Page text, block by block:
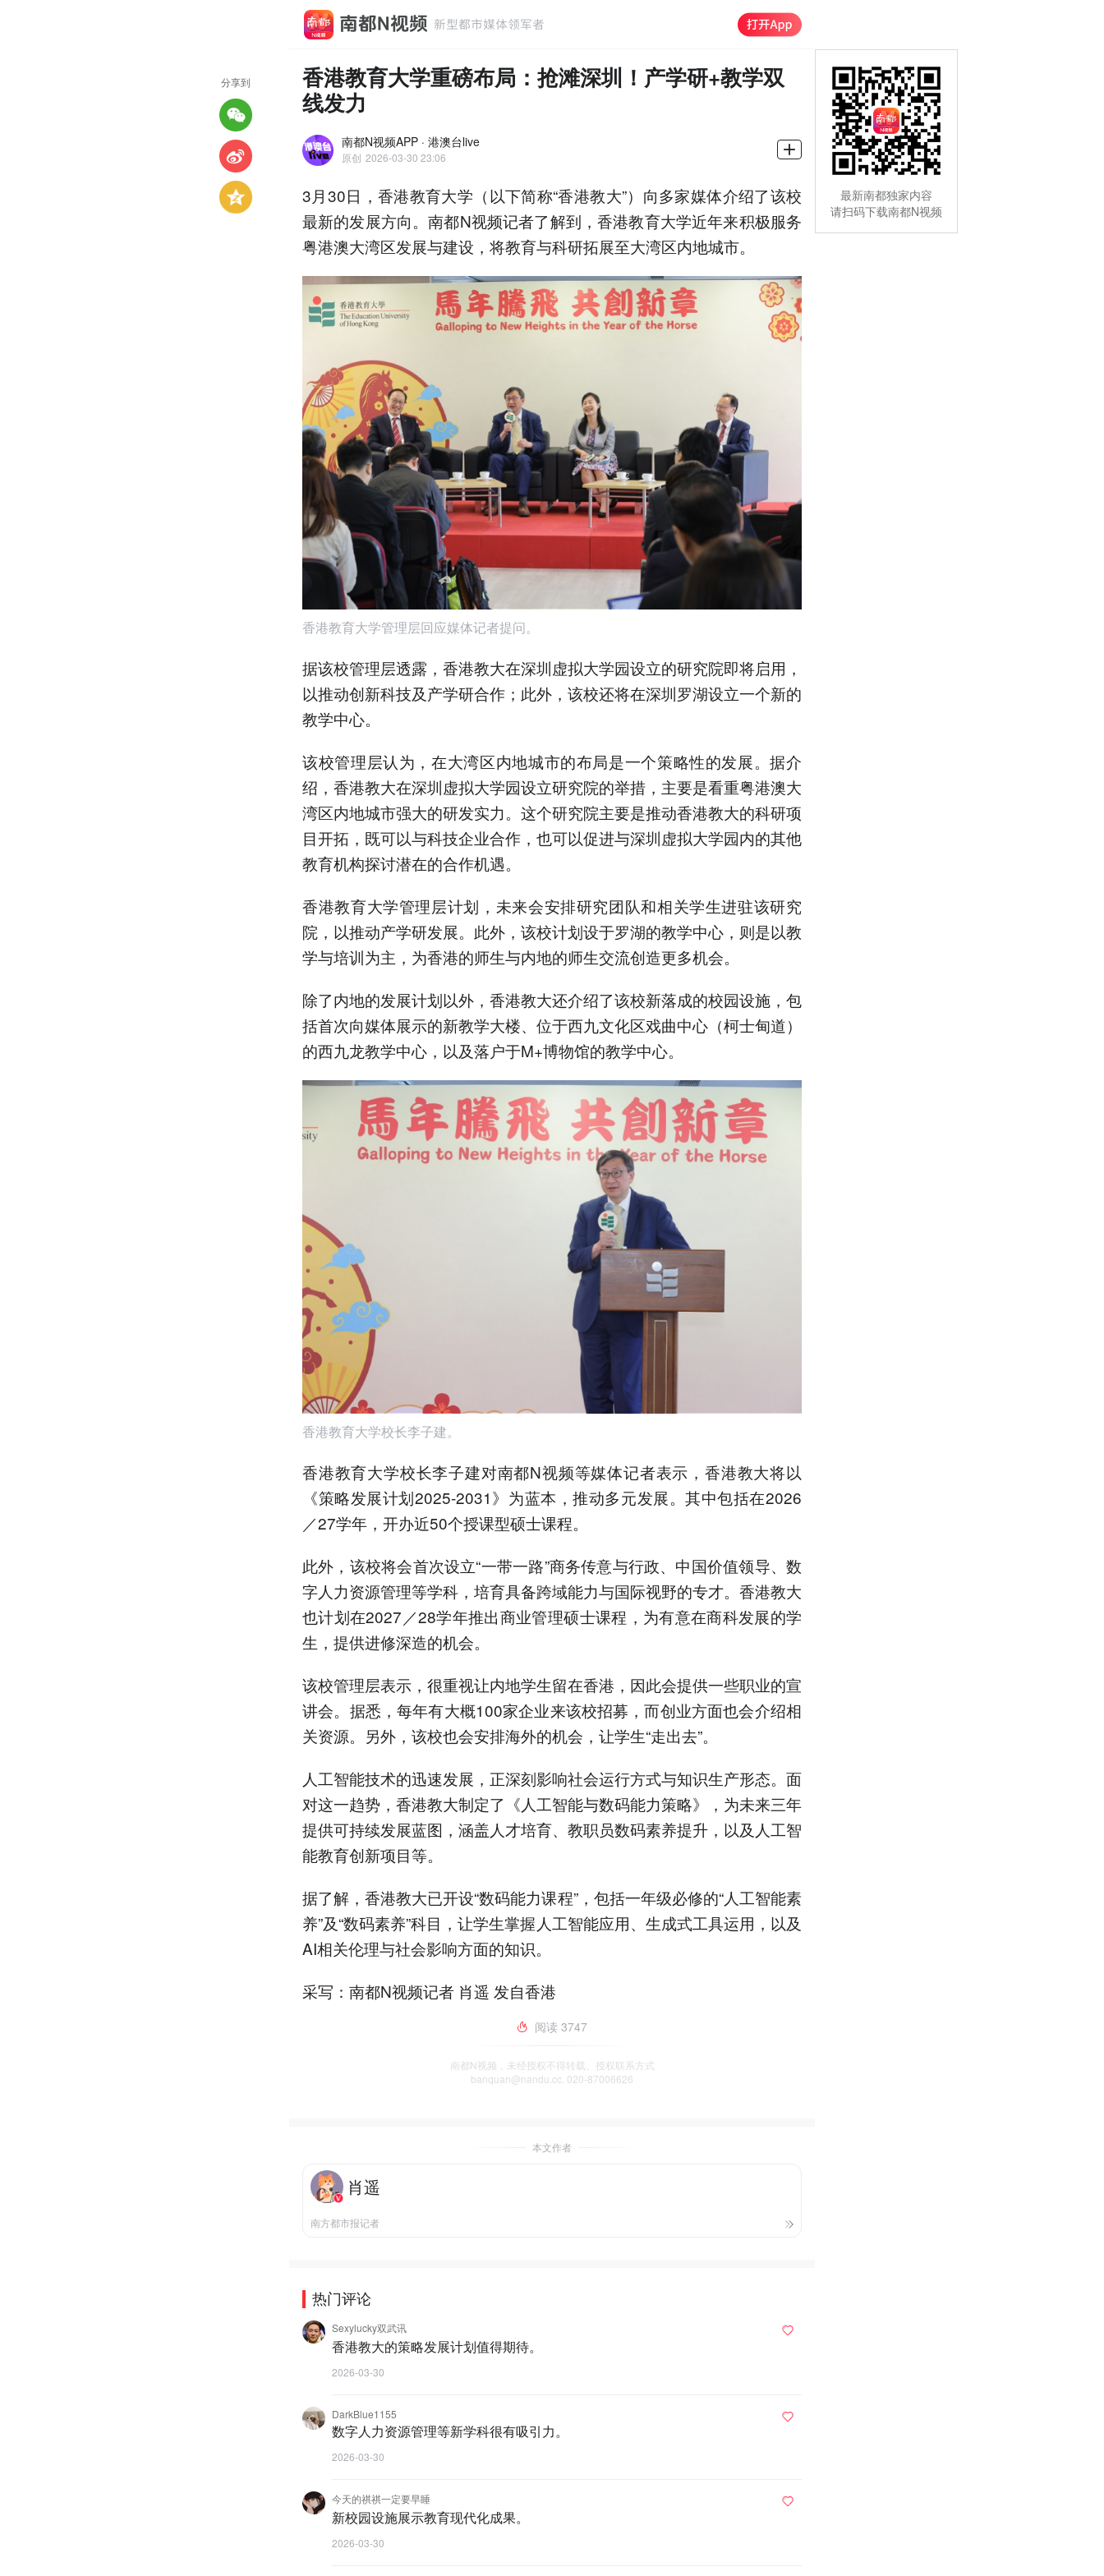
香港教育大学重磅布局：抢滩深圳！产学研+教学双
线发力
南都N视频APP · 港澳台live
原创 2026-03-30 23:06
3月30日，香港教育大学（以下简称“香港教大”）向多家媒体介绍了该校
最新的发展方向。南都N视频记者了解到，香港教育大学近年来积极服务
粤港澳大湾区发展与建设，将教育与科研拓展至大湾区内地城市。
香港教育大学管理层回应媒体记者提问。
据该校管理层透露，香港教大在深圳虚拟大学园设立的研究院即将启用，
以推动创新科技及产学研合作；此外，该校还将在深圳罗湖设立一个新的
教学中心。
该校管理层认为，在大湾区内地城市的布局是一个策略性的发展。据介
绍，香港教大在深圳虚拟大学园设立研究院的举措，主要是看重粤港澳大
湾区内地城市强大的研发实力。这个研究院主要是推动香港教大的科研项
目开拓，既可以与科技企业合作，也可以促进与深圳虚拟大学园内的其他
教育机构探讨潜在的合作机遇。
香港教育大学管理层计划，未来会安排研究团队和相关学生进驻该研究
院，以推动产学研发展。此外，该校计划设于罗湖的教学中心，则是以教
学与培训为主，为香港的师生与内地的师生交流创造更多机会。
除了内地的发展计划以外，香港教大还介绍了该校新落成的校园设施，包
括首次向媒体展示的新教学大楼、位于西九文化区戏曲中心（柯士甸道）
的西九龙教学中心，以及落户于M+博物馆的教学中心。
香港教育大学校长李子建。
香港教育大学校长李子建对南都N视频等媒体记者表示，香港教大将以
《策略发展计划2025-2031》为蓝本，推动多元发展。其中包括在2026
／27学年，开办近50个授课型硕士课程。
此外，该校将会首次设立“一带一路”商务传意与行政、中国价值领导、数
字人力资源管理等学科，培育具备跨域能力与国际视野的专才。香港教大
也计划在2027／28学年推出商业管理硕士课程，为有意在商科发展的学
生，提供进修深造的机会。
该校管理层表示，很重视让内地学生留在香港，因此会提供一些职业的宣
讲会。据悉，每年有大概100家企业来该校招募，而创业方面也会介绍相
关资源。另外，该校也会安排海外的机会，让学生“走出去”。
人工智能技术的迅速发展，正深刻影响社会运行方式与知识生产形态。面
对这一趋势，香港教大制定了《人工智能与数码能力策略》，为未来三年
提供可持续发展蓝图，涵盖人才培育、教职员数码素养提升，以及人工智
能教育创新项目等。
据了解，香港教大已开设“数码能力课程”，包括一年级必修的“人工智能素
养”及“数码素养”科目，让学生掌握人工智能应用、生成式工具运用，以及
AI相关伦理与社会影响方面的知识。
采写：南都N视频记者 肖遥 发自香港
阅读 3747
南都N视频，未经授权不得转载、授权联系方式
banquan@nandu.cc. 020-87006626
本文作者
肖遥
南方都市报记者
热门评论
Sexylucky双武讯
香港教大的策略发展计划值得期待。
2026-03-30
DarkBlue1155
数字人力资源管理等新学科很有吸引力。
2026-03-30
今天的祺祺一定要早睡
新校园设施展示教育现代化成果。
2026-03-30
分享到
最新南都独家内容
请扫码下载南都N视频